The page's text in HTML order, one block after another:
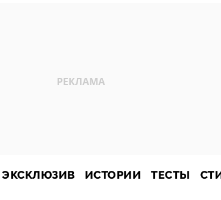
ЭКСКЛЮЗИВ ИСТОРИИ ТЕСТЫ